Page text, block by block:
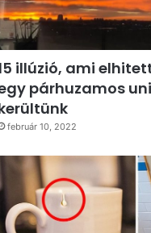
illúzió, ami
párhuzamos
február 10, 2022